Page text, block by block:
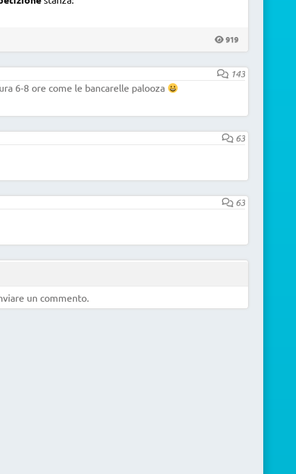
919
143
6-8 ore come le bancarelle palooza
63
63
un commento.